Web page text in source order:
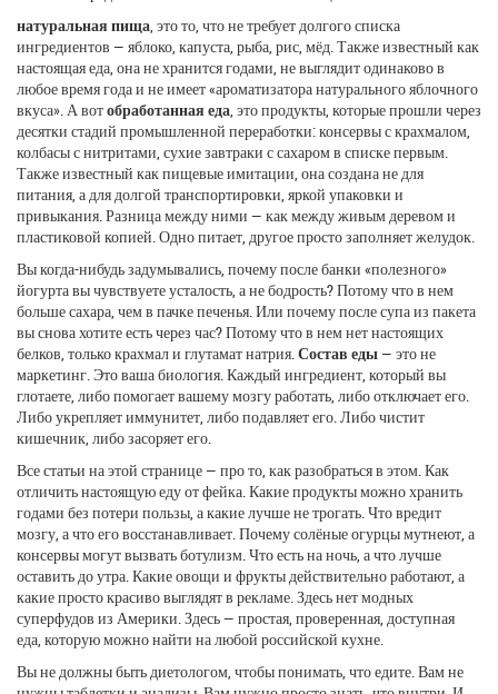
натуральная пища это то, что не требует долгого списка
ингредиентов — яблоко, капуста, рыба, рис, мёд . Также известный как
настоящая еда , она не хранится годами, не выглядит одинаково в
любое время года и не имеет «ароматизатора натурального яблочного
вкуса» . А вотобработанная еда это продукты, которые прошли через
десятки стадий промышленной переработки: консервы с крахмалом,
колбасы с нитритами, сухие завтраки с сахаром в списке первым
Также известный какпищевые имитации , она создана не для
питания, а для долгой транспортировки, яркой упаковки и
привыкания . Разница между ними — как между живым деревом и
пластиковой копией. Одно питает, другое просто заполняет желудок.
Вы когда-нибудь задумывались, почему после банки «полезного»
йогурта вы чувствуете усталость, а не бодрость? Потому что в нем
больше сахара, чем в пачке печенья. Или почему после супа из пакета
вы снова хотите есть через час? Потому что в нем нет настоящих
белков, только крахмал и глутамат натрия. Состав еды— это не
маркетинг. Это ваша биология. Каждый ингредиент, который вы
глотаете, либо помогает вашему мозгу работать, либо отключает его.
Либо укрепляет иммунитет, либо подавляет его. Либо чистит
кишечник, либо засоряет его.
Все статьи на этой странице — про то, как разобраться в этом. Как
отличить настоящую еду от фейка. Какие продукты можно хранить
годами без потери пользы, а какие лучше не трогать. Что вредит
мозгу, а что его восстанавливает. Почему солёные огурцы мутнеют, а
консервы могут вызвать ботулизм. Что есть на ночь, а что лучше
оставить до утра. Какие овощи и фрукты действительно работают, а
какие просто красиво выглядят в рекламе. Здесь нет модных
суперфудов из Америки. Здесь — простая, проверенная, доступная
еда, которую можно найти на любой российской кухне.
Вы не должны быть диетологом, чтобы понимать, что едите. Вам не